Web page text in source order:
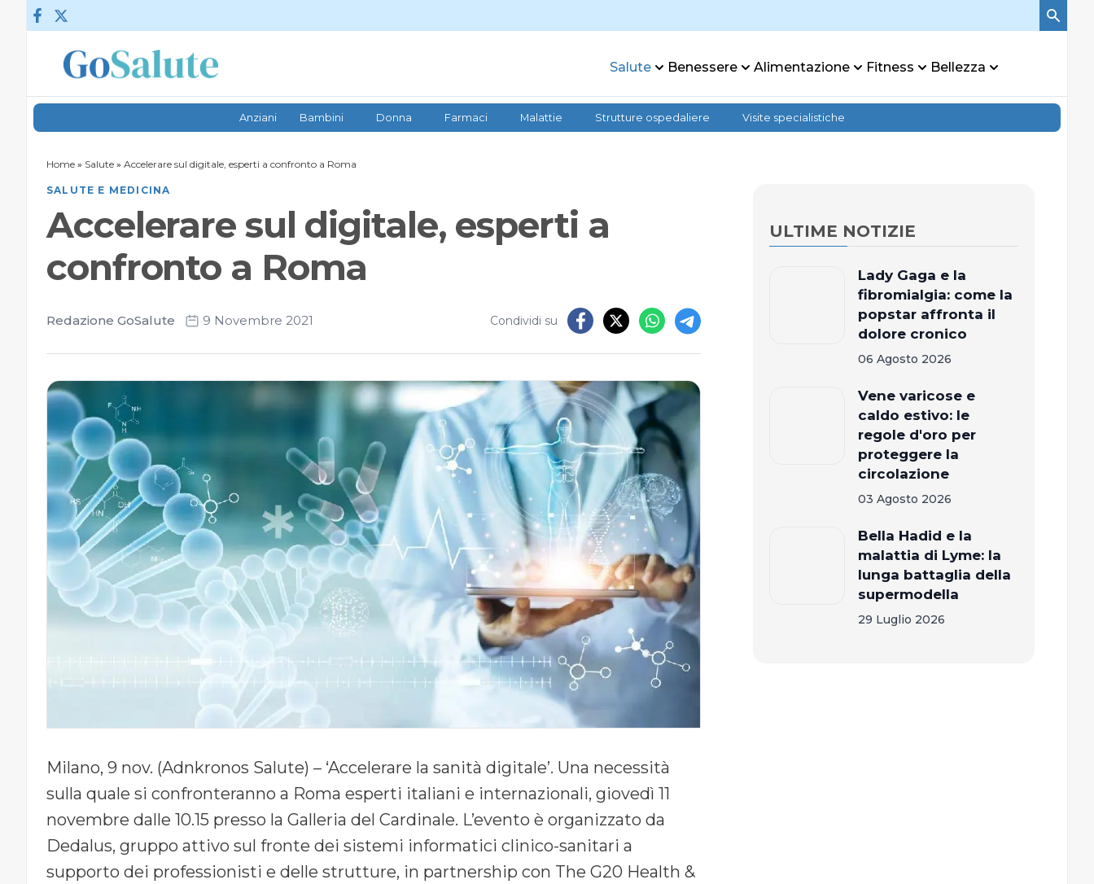
Vai al contenuto
Salute Benessere Alimentazione Fitness Bellezza
Anziani Bambini Donna Farmaci Malattie Strutture ospedaliere Visite specialistiche
Home » Salute » Accelerare sul digitale, esperti a confronto a Roma
SALUTE E MEDICINA
Accelerare sul digitale, esperti a
confronto a Roma
Redazione GoSalute 9 Novembre 2021 Condividi su
Milano, 9 nov. (Adnkronos Salute) – ‘Accelerare la sanità digitale’. Una necessità
sulla quale si confronteranno a Roma esperti italiani e internazionali, giovedì 11
novembre dalle 10.15 presso la Galleria del Cardinale. L’evento è organizzato da
Dedalus, gruppo attivo sul fronte dei sistemi informatici clinico-sanitari a
supporto dei professionisti e delle strutture, in partnership con The G20 Health &
ULTIME NOTIZIE
Lady Gaga e la
fibromialgia: come la
popstar affronta il
dolore cronico
06 Agosto 2026
Vene varicose e
caldo estivo: le
regole d'oro per
proteggere la
circolazione
03 Agosto 2026
Bella Hadid e la
malattia di Lyme: la
lunga battaglia della
supermodella
29 Luglio 2026